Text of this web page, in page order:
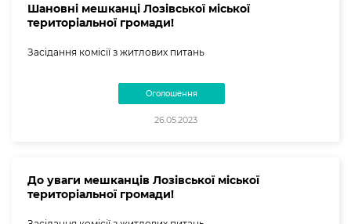
Шановні мешканці Лозівської міської
територіальної громади!
Засідання комісії з житлових питань
Оголошення
26.05.2023
До уваги мешканців Лозівської міської
територіальної громади!